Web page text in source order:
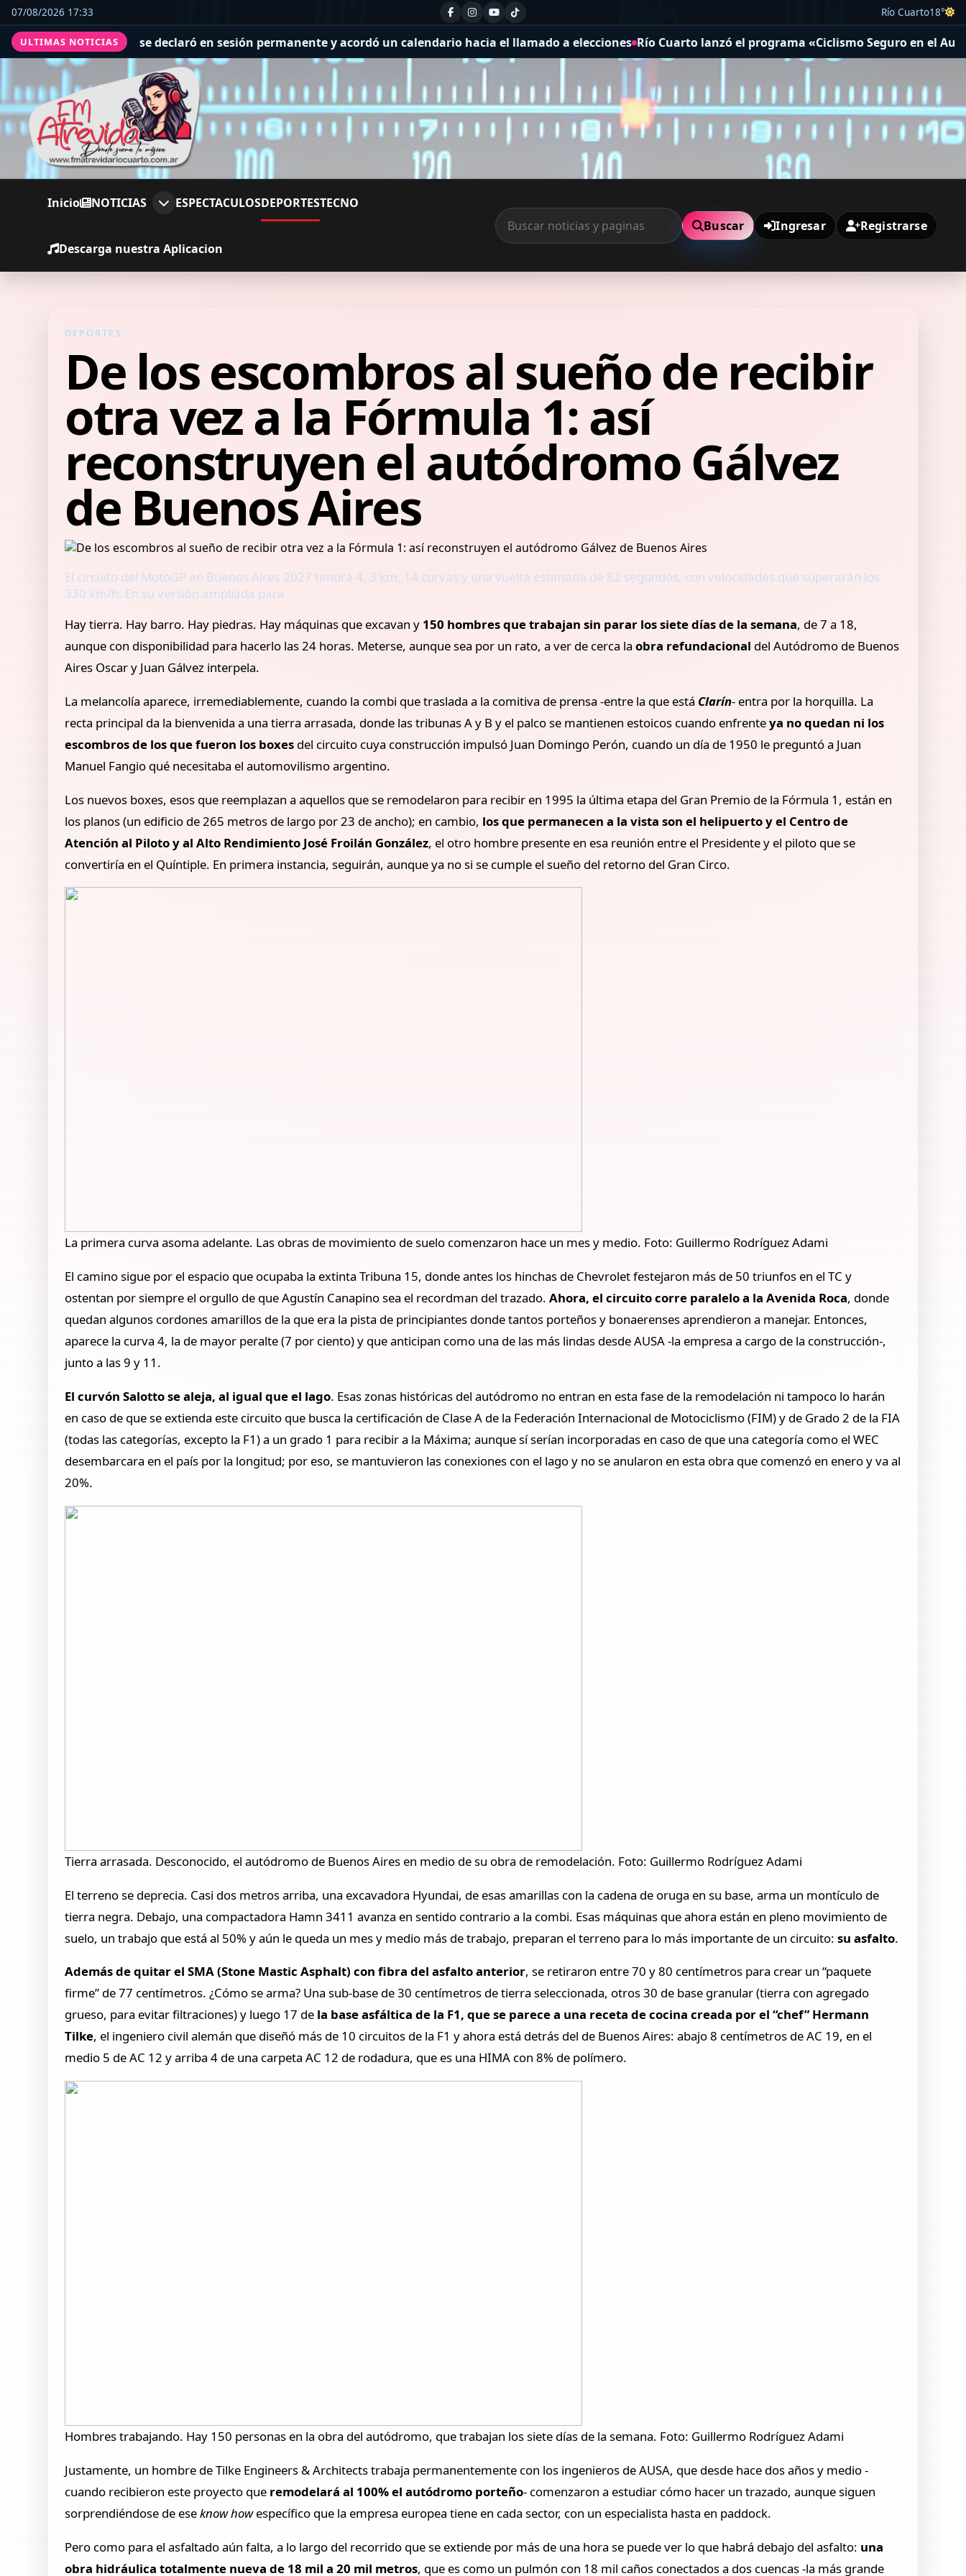
07/08/2026 17:33 Río Cuarto18°
ULTIMAS NOTICIAS
declaró en sesión permanente y acordó un calendario hacia el llamado a elecciones Río Cuarto lanzó el programa «Ciclismo Seguro en el Autódromo» El Concejo
Inicio NOTICIAS ESPECTACULOSDEPORTESTECNO
Descarga nuestra Aplicacion
Buscar Ingresar Registrarse
DEPORTES
De los escombros al sueño de recibir
otra vez a la Fórmula 1: así
reconstruyen el autódromo Gálvez
de Buenos Aires
El circuito del MotoGP en Buenos Aires 2027 tendrá 4, 3 km, 14 curvas y una vuelta estimada de 82 segundos, con velocidades que superarán los
330 km/h. En su versión ampliada para
Hay tierra. Hay barro. Hay piedras. Hay máquinas que excavan y 150 hombres que trabajan sin parar los siete días de la semana, de 7 a 18,
aunque con disponibilidad para hacerlo las 24 horas. Meterse, aunque sea por un rato, a ver de cerca laobra refundacional del Autódromo de Buenos
Aires Oscar y Juan Gálvez interpela.
La melancolía aparece, irremediablemente, cuando la combi que traslada a la comitiva de prensa -entre la que está Clarín- entra por la horquilla. La
recta principal da la bienvenida a una tierra arrasada, donde las tribunas A y B y el palco se mantienen estoicos cuando enfrenteya no quedan ni los
escombros de los que fueron los boxes del circuito cuya construcción impulsó Juan Domingo Perón, cuando un día de 1950 le preguntó a Juan
Manuel Fangio qué necesitaba el automovilismo argentino.
Los nuevos boxes, esos que reemplazan a aquellos que se remodelaron para recibir en 1995 la última etapa del Gran Premio de la Fórmula 1, están en
los planos (un edificio de 265 metros de largo por 23 de ancho); en cambio, los que permanecen a la vista son el helipuerto y el Centro de
Atención al Piloto y al Alto Rendimiento José Froilán González, el otro hombre presente en esa reunión entre el Presidente y el piloto que se
convertiría en el Quíntiple. En primera instancia, seguirán, aunque ya no si se cumple el sueño del retorno del Gran Circo.
La primera curva asoma adelante. Las obras de movimiento de suelo comenzaron hace un mes y medio. Foto: Guillermo Rodríguez Adami
El camino sigue por el espacio que ocupaba la extinta Tribuna 15, donde antes los hinchas de Chevrolet festejaron más de 50 triunfos en el TC y
ostentan por siempre el orgullo de que Agustín Canapino sea el recordman del trazado.Ahora, el circuito corre paralelo a la Avenida Roca, donde
quedan algunos cordones amarillos de la que era la pista de principiantes donde tantos porteños y bonaerenses aprendieron a manejar. Entonces,
aparece la curva 4, la de mayor peralte (7 por ciento) y que anticipan como una de las más lindas desde AUSA -la empresa a cargo de la construcción-,
junto a las 9 y 11.
El curvón Salotto se aleja, al igual que el lago. Esas zonas históricas del autódromo no entran en esta fase de la remodelación ni tampoco lo harán
en caso de que se extienda este circuito que busca la certificación de Clase A de la Federación Internacional de Motociclismo (FIM) y de Grado 2 de la FIA
(todas las categorías, excepto la F1) a un grado 1 para recibir a la Máxima; aunque sí serían incorporadas en caso de que una categoría como el WEC
desembarcara en el país por la longitud; por eso, se mantuvieron las conexiones con el lago y no se anularon en esta obra que comenzó en enero y va al
20%.
Tierra arrasada. Desconocido, el autódromo de Buenos Aires en medio de su obra de remodelación. Foto: Guillermo Rodríguez Adami
El terreno se deprecia. Casi dos metros arriba, una excavadora Hyundai, de esas amarillas con la cadena de oruga en su base, arma un montículo de
tierra negra. Debajo, una compactadora Hamn 3411 avanza en sentido contrario a la combi. Esas máquinas que ahora están en pleno movimiento de
suelo, un trabajo que está al 50% y aún le queda un mes y medio más de trabajo, preparan el terreno para lo más importante de un circuito:su asfalto.
Además de quitar el SMA (Stone Mastic Asphalt) con fibra del asfalto anterior, se retiraron entre 70 y 80 centímetros para crear un “paquete
firme” de 77 centímetros. ¿Cómo se arma? Una sub-base de 30 centímetros de tierra seleccionada, otros 30 de base granular (tierra con agregado
grueso, para evitar filtraciones) y luego 17 de la base asfáltica de la F1, que se parece a una receta de cocina creada por el “chef” Hermann
Tilke, el ingeniero civil alemán que diseñó más de 10 circuitos de la F1 y ahora está detrás del de Buenos Aires: abajo 8 centímetros de AC 19, en el
medio 5 de AC 12 y arriba 4 de una carpeta AC 12 de rodadura, que es una HIMA con 8% de polímero.
Hombres trabajando. Hay 150 personas en la obra del autódromo, que trabajan los siete días de la semana. Foto: Guillermo Rodríguez Adami
Justamente, un hombre de Tilke Engineers & Architects trabaja permanentemente con los ingenieros de AUSA, que desde hace dos años y medio -
cuando recibieron este proyecto que remodelará al 100% el autódromo porteño- comenzaron a estudiar cómo hacer un trazado, aunque siguen
sorprendiéndose de eseknow howespecífico que la empresa europea tiene en cada sector, con un especialista hasta en paddock.
Pero como para el asfaltado aún falta, a lo largo del recorrido que se extiende por más de una hora se puede ver lo que habrá debajo del asfalto: una
obra hidráulica totalmente nueva de 18 mil a 20 mil metros, que es como un pulmón con 18 mil caños conectados a dos cuencas -la más grande